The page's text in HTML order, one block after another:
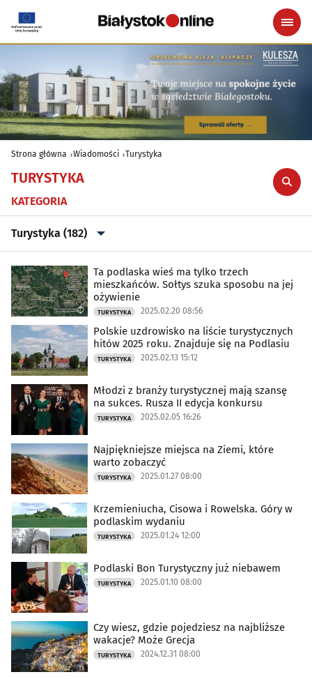
Strona główna Wiadomości Turystyka
TURYSTYKA
KATEGORIA
Turystyka (182)
Wszystkie
Aktualności(37555)
Kultura i Rozrywka(18494)
Sport(14018)
Biznes(4742)
Praca(1980)
Nauka(4833)
Zdrowie(3301)
Uroda(625)
Rodzina(202)
Motoryzacja(769)
Dom(875)
Ta podlaska wieś ma tylko trzech
mieszkańców. Sołtys szuka sposobu na jej
ożywienie
TURYSTYKA 2025.02.20 08:56
Polskie uzdrowisko na liście turystycznych
hitów 2025 roku. Znajduje się na Podlasiu
TURYSTYKA 2025.02.13 15:12
Młodzi z branży turystycznej mają szansę
na sukces. Rusza II edycja konkursu
TURYSTYKA 2025.02.05 16:26
Najpiękniejsze miejsca na Ziemi, które
warto zobaczyć
TURYSTYKA 2025.01.27 08:00
Krzemieniucha, Cisowa i Rowelska. Góry w
podlaskim wydaniu
TURYSTYKA 2025.01.24 12:00
Podlaski Bon Turystyczny już niebawem
TURYSTYKA 2025.01.10 08:00
Czy wiesz, gdzie pojedziesz na najbliższe
wakacje? Może Grecja
TURYSTYKA 2024.12.31 08:00